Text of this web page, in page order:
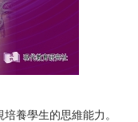
養學生的思維能力。